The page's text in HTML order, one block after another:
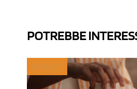
POTREBBE